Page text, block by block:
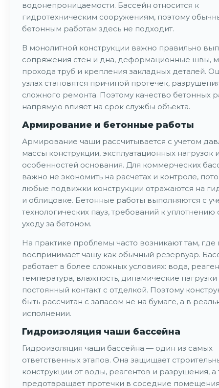
водонепроницаемости. Бассейн относится к
гидротехническим сооружениям, поэтому
бетонным работам здесь не подходит.
В монолитной конструкции важно правильно
сопряжения стен и дна, деформационные швы,
прохода труб и крепления закладных деталей.
узлах становятся причиной протечек,
сложного ремонта. Поэтому качество бетонных
напрямую влияет на срок службы объекта.
Армирование и бетонные работы
Армирование чаши рассчитывается с учетом
массы конструкции, эксплуатационных нагрузок
особенностей основания. Для коммерческих
важно не экономить на расчетах и контроле,
любые подвижки конструкции отражаются на
и облицовке. Бетонные работы выполняются с
технологических пауз, требований к уплотнению
уходу за бетоном.
На практике проблемы часто возникают там,
воспринимает чашу как обычный резервуар.
работает в более сложных условиях: вода,
температура, влажность, динамические нагрузки
постоянный контакт с отделкой. Поэтому
быть рассчитан с запасом не на бумаге, а в
исполнении.
Гидроизоляция чаши бассейна
Гидроизоляция чаши бассейна — один из самых
ответственных этапов. Она защищает
конструкции от воды, реагентов и разрушения, а
предотвращает протечки в соседние